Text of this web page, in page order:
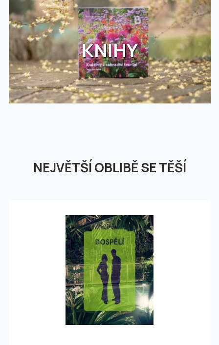
KNIHY
NEJVĚTŠÍ OBLIBĚ SE TĚŠÍ